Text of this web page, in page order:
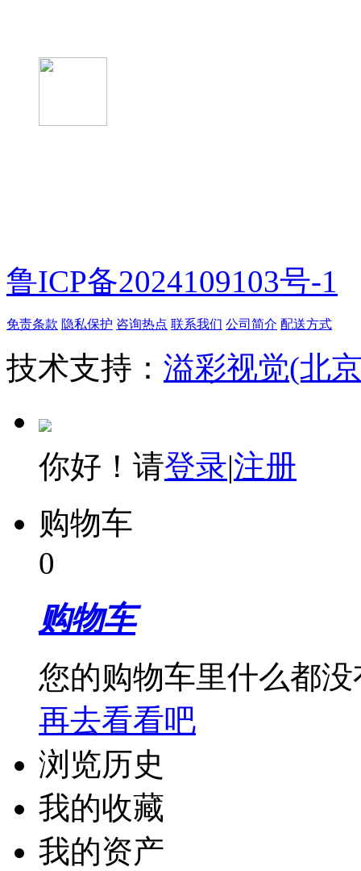
鲁ICP备2024109103号-1
免责条款 隐私保护 咨询热点 联系我们 公司简介 配送方式
技术支持： 溢彩视觉(北
你好！请登录|注册
购物车
0
购物车
您的购物车里什么都没
再去看看吧
浏览历史
我的收藏
我的资产